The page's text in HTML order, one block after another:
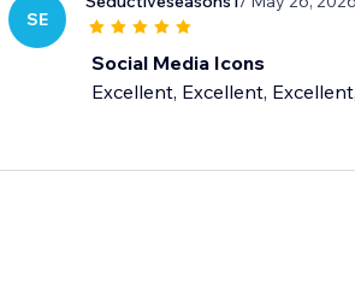
SE
Social Media Icons
Excellent, Excellent,